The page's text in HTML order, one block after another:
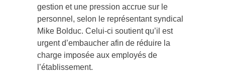
gestion et une pression accrue sur le
personnel, selon le représentant syndical
Mike Bolduc. Celui-ci soutient qu’il est
urgent d’embaucher afin de réduire la
charge imposée aux employés de
l’établissement.